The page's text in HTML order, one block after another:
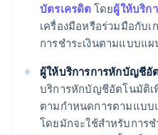
บัตรเครดิต โดยผู้ให้บริก
เครื่องมือหรือร่วมมือกับเ
การชำระเงินตามแบบแ
ผู้ให้บริการการหักบัญชีอั
บริการหักบัญชีอัตโนมัติ
ตามกำหนดการตามแบ
โดยมักจะใช้สำหรับการ